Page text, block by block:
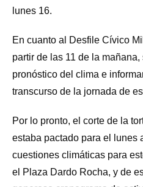
lunes 16.
En cuanto al Desfile Cívico
partir de las 11 de la mañana,
pronóstico del clima e
transcurso de la jornada de
Por lo pronto, el corte de la
estaba pactado para el lunes
cuestiones climáticas para
el Plaza Dardo Rocha, y de